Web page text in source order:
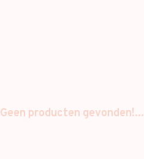
Geen producten gevonden!...